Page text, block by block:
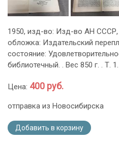
1950, изд-во: Изд-во АН СССР,
обложка: Издательский
состояние:
библиотечный. . Вес 850 г. . Т.
Цена: 400 руб.
отправка из Новосибирска
Добавить в корзину